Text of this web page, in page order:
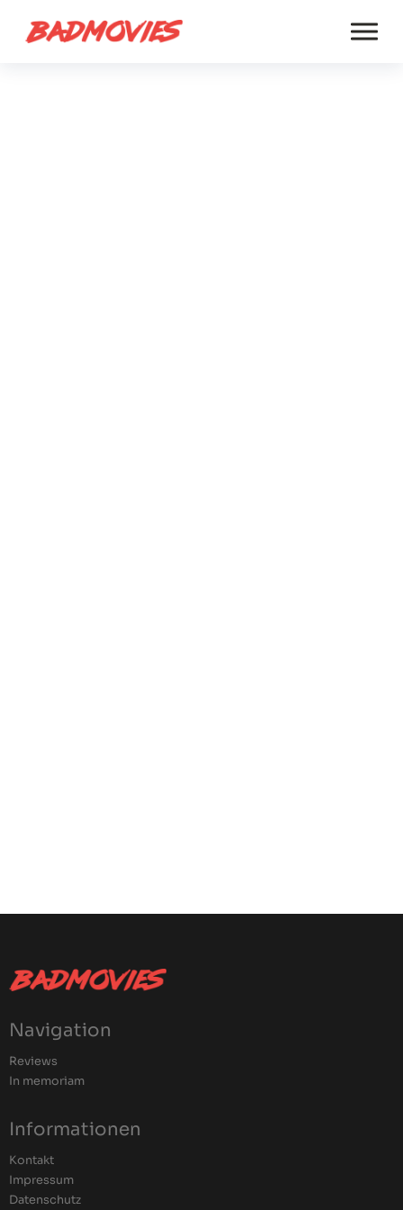
Navigation
Reviews
In memoriam
Informationen
Kontakt
Impressum
Datenschutz